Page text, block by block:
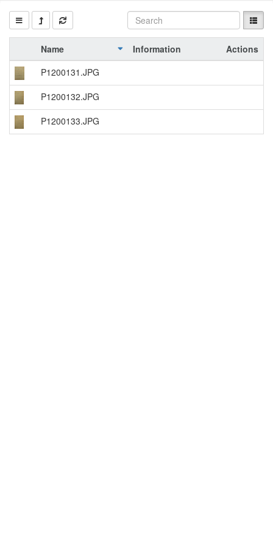
Name Information
Actions
P1200131.JPG
P1200132.JPG
P1200133.JPG